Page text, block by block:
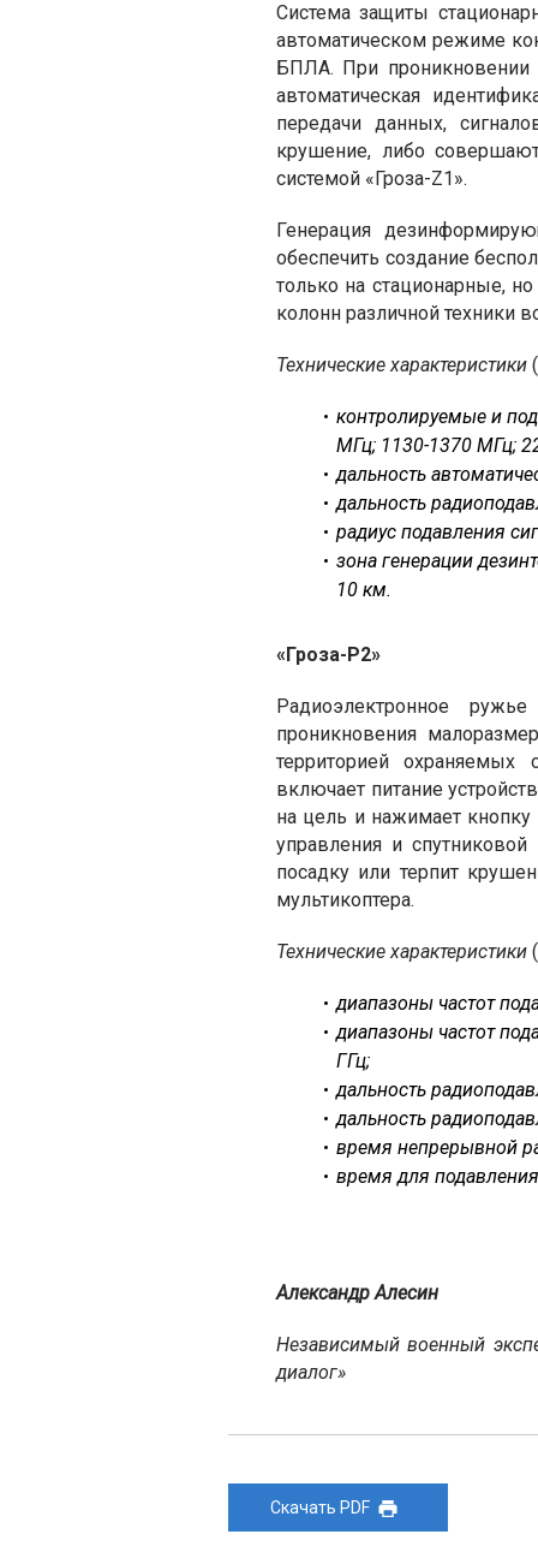
Система защиты
автоматическом режиме
БПЛА. При проникновении
автоматическая
передачи данных,
крушение, либо
системой «Гроза-Z1».
Генерация
обеспечить создание
только на стационарные,
колонн различной техники
Технические характеристики
контролируемые и
МГц; 1130-1370 МГц;
дальность
дальность
радиус подавления
зона генерации
10 км.
« Гроза-Р2»
Радиоэлектронное
проникновения
территорией охраняемых
включает питание
на цель и нажимает кнопку
управления и
посадку или терпит
мультикоптера.
Технические характеристики
диапазоны частот
диапазоны частот
ГГц;
дальность
дальность
время непрерывной
время для
Александр Алесин
Независимый военный
диалог»
Скачать PDF